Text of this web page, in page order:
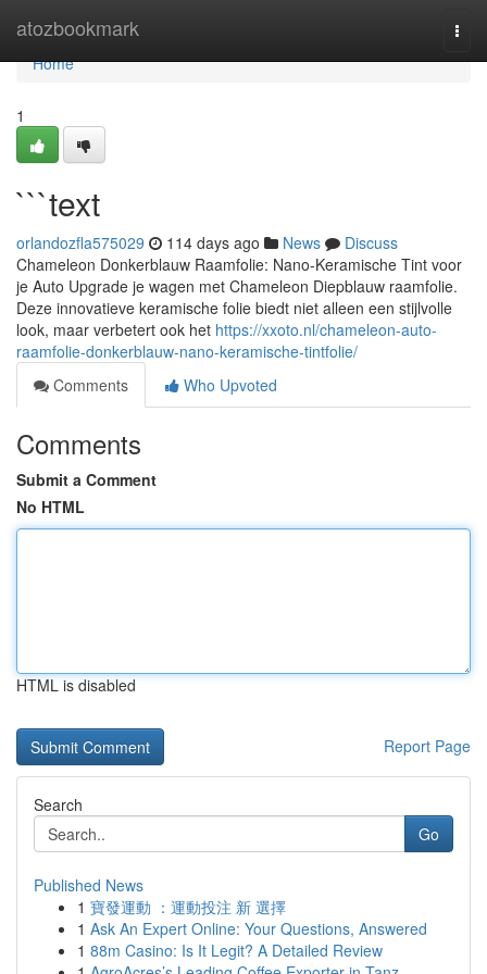
atozbookmark
Home
Home
1
```text
orlandozfla575029 114 days ago News
Discuss
Chameleon Donkerblauw Raamfolie: Nano-Keramische Tint voor
je Auto Upgrade je wagen met Chameleon Diepblauw raamfolie.
Deze innovatieve keramische folie biedt niet alleen een stijlvolle
look, maar verbetert ook het https://xxoto.nl/chameleon-auto-
raamfolie-donkerblauw-nano-keramische-tintfolie/
Comments
Who Upvoted
Comments
Submit a Comment
No HTML
HTML is disabled
Report Page
Search
Go
Published News
1 寶發運動 ：運動投注 新 選擇
1 Ask An Expert Online: Your Questions, Answered
1 88m Casino: Is It Legit? A Detailed Review